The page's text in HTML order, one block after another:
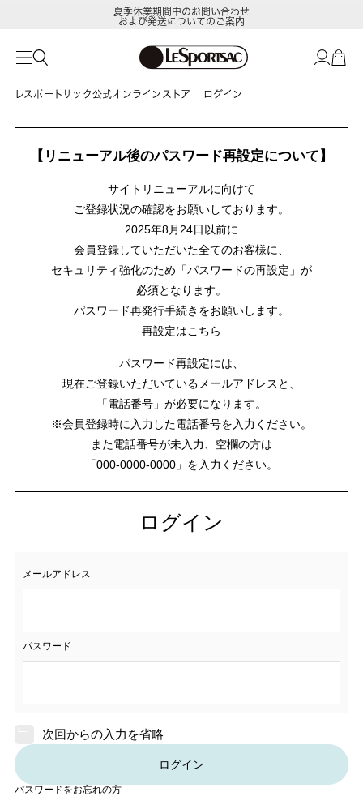
夏季休業期間中のお問い合わせ
および発送についてのご案内
レスポートサック公式オンラインストア ログイン
【リニューアル後のパスワード再設定について】
サイトリニューアルに向けて
ご登録状況の確認をお願いしております。
2025年8月24日以前に
会員登録していただいた全てのお客様に、
セキュリティ強化のため「パスワードの再設定」が
必須となります。
パスワード再発行手続きをお願いします。
再設定はこちら
パスワード再設定には、
現在ご登録いただいているメールアドレスと、
「電話番号」が必要になります。
※会員登録時に入力した電話番号を入力ください。
また電話番号が未入力、空欄の方は
「000-0000-0000」を入力ください。
ログイン
メールアドレス
パスワード
次回からの入力を省略
ログイン
パスワードをお忘れの方